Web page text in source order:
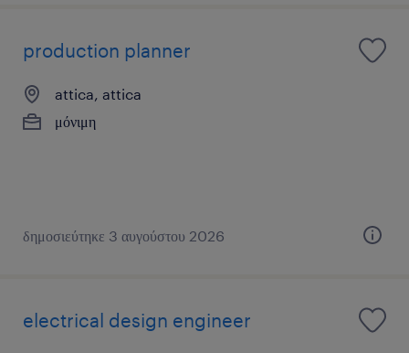
production planner
attica, attica
μόνιμη
δημοσιεύτηκε 3 αυγούστου 2026
electrical design engineer